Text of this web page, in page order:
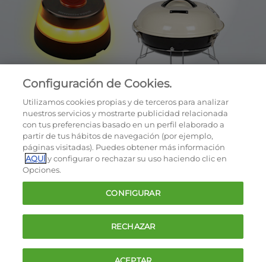
Cookies
Política de privacidad
Términos y condiciones de la oferta
Contacto
FAQ
Configuración de Cookies.
Utilizamos cookies propias y de terceros para analizar
nuestros servicios y mostrarte publicidad relacionada
con tus preferencias basado en un perfil elaborado a
partir de tus hábitos de navegación (por ejemplo,
páginas visitadas). Puedes obtener más información
AQUÍy configurar o rechazar su uso haciendo clic en
Opciones.
CONFIGURAR
RECHAZAR